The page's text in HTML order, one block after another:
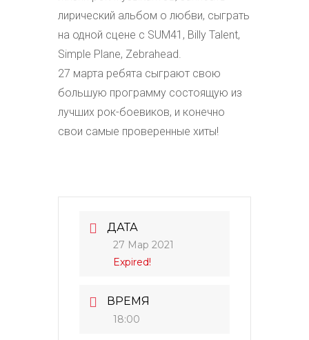
лирический альбом о любви, сыграть
на одной сцене с SUM41, Billy Talent,
Simple Plane, Zebrahead.
27 марта ребята сыграют свою
большую программу состоящую из
лучших рок-боевиков, и конечно
свои самые проверенные хиты!
ДАТА
27 Мар 2021
Expired!
ВРЕМЯ
18:00